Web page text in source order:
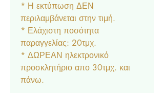
* Η εκτύπωση ΔΕΝ
περιλαμβάνεται στην τιμή.
* Ελάχιστη ποσότητα
παραγγελίας: 20τμχ.
* ΔΩΡΕΑΝ ηλεκτρονικό
προσκλητήριο απο 30τμχ. και
πάνω.